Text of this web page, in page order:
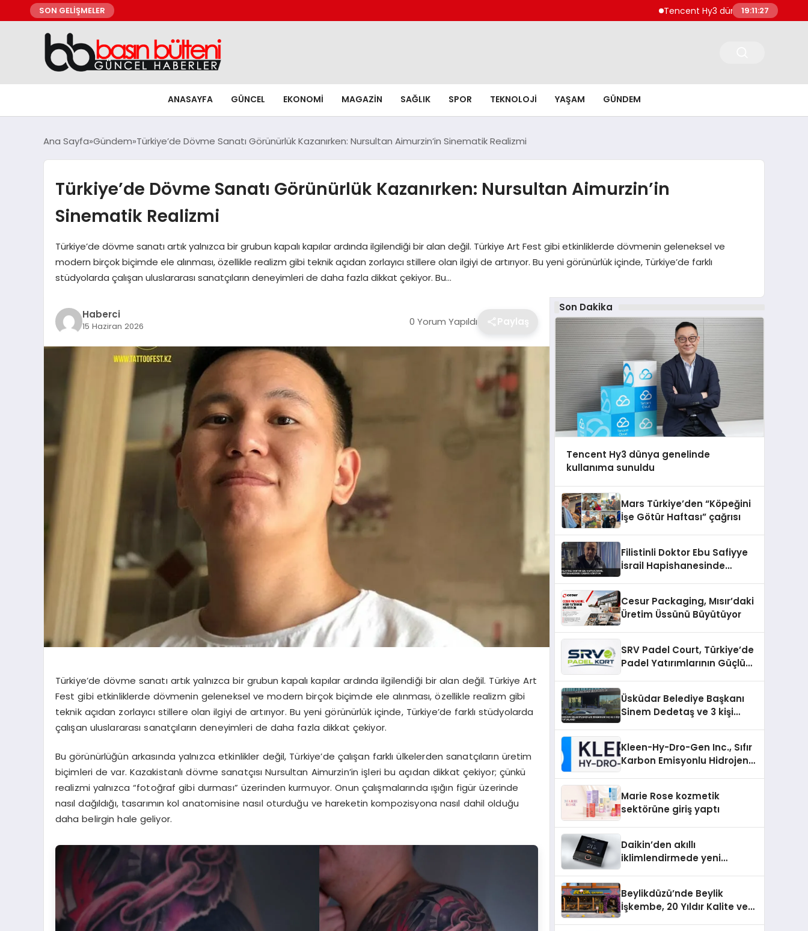
SON GELİŞMELER Tencent Hy3 dünya genelinde kullanıma
19:11:29
ANASAYFA GÜNCEL EKONOMI MAGAZIN SAĞLIK SPOR TEKNOLOJI YAŞAM GÜNDEM
Ana Sayfa Gündem Türkiye’de Dövme Sanatı Görünürlük Kazanırken: Nursultan Aimurzin’in Sinematik Realizmi
Türkiye’de Dövme Sanatı Görünürlük Kazanırken: Nursultan Aimurzin’in
Sinematik Realizmi
Türkiye’de dövme sanatı artık yalnızca bir grubun kapalı kapılar ardında ilgilendiği bir alan değil. Türkiye Art Fest gibi etkinliklerde dövmenin geleneksel ve
modern birçok biçimde ele alınması, özellikle realizm gibi teknik açıdan zorlayıcı stillere olan ilgiyi de artırıyor. Bu yeni görünürlük içinde, Türkiye’de farklı
stüdyolarda çalışan uluslararası sanatçıların deneyimleri de daha fazla dikkat çekiyor. Bu…
Haberci
15 Haziran 2026 0 Yorum Yapıldı Paylaş
Türkiye’de dövme sanatı artık yalnızca bir grubun kapalı kapılar ardında ilgilendiği bir alan değil. Türkiye Art
Fest gibi etkinliklerde dövmenin geleneksel ve modern birçok biçimde ele alınması, özellikle realizm gibi
teknik açıdan zorlayıcı stillere olan ilgiyi de artırıyor. Bu yeni görünürlük içinde, Türkiye’de farklı stüdyolarda
çalışan uluslararası sanatçıların deneyimleri de daha fazla dikkat çekiyor.
Bu görünürlüğün arkasında yalnızca etkinlikler değil, Türkiye’de çalışan farklı ülkelerden sanatçıların üretim
biçimleri de var. Kazakistanlı dövme sanatçısı Nursultan Aimurzin’in işleri bu açıdan dikkat çekiyor; çünkü
realizmi yalnızca “fotoğraf gibi durması” üzerinden kurmuyor. Onun çalışmalarında ışığın figür üzerinde
nasıl dağıldığı, tasarımın kol anatomisine nasıl oturduğu ve hareketin kompozisyona nasıl dahil olduğu
daha belirgin hale geliyor.
Son Dakika
Tencent Hy3 dünya genelinde
kullanıma sunuldu
Mars Türkiye’den “Köpeğini
İşe Götür Haftası” çağrısı
Filistinli Doktor Ebu Safiyye
İsrail Hapishanesinde
Cesur Packaging, Mısır’daki
Üretim Üssünü Büyütüyor
SRV Padel Court, Türkiye’de
Padel Yatırımlarının Güçlü
Üsküdar Belediye Başkanı
Sinem Dedetaş ve 3 kişi
Kleen-Hy-Dro-Gen Inc., Sıfır
Karbon Emisyonlu Hidrojen
Aldı
Marie Rose kozmetik
sektörüne giriş yaptı
Daikin’den akıllı
iklimlendirmede yeni
Beylikdüzü’nde Beylik
İşkembe, 20 Yıldır Kalite ve